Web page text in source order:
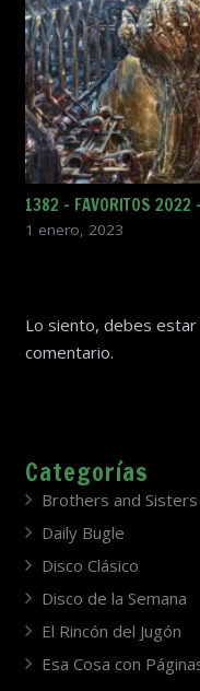
1382 – FAVORITOS 2022
1 enero, 2023
Lo siento, debes estar
comentario.
Categorías
Brothers and
Daily Bugle
Disco Clásico
Disco de la Semana
El Rincón del Jugón
Esa Cosa con